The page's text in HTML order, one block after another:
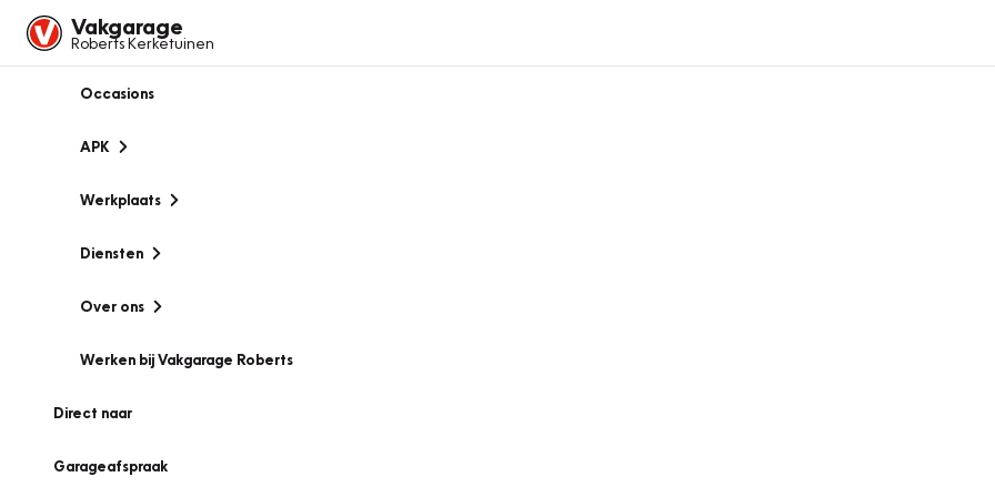
Vakgarage
Roberts Kerketuinen
Occasions
APK
Werkplaats
Diensten
Over ons
Werken bij Vakgarage Roberts
Direct naar
Garageafspraak